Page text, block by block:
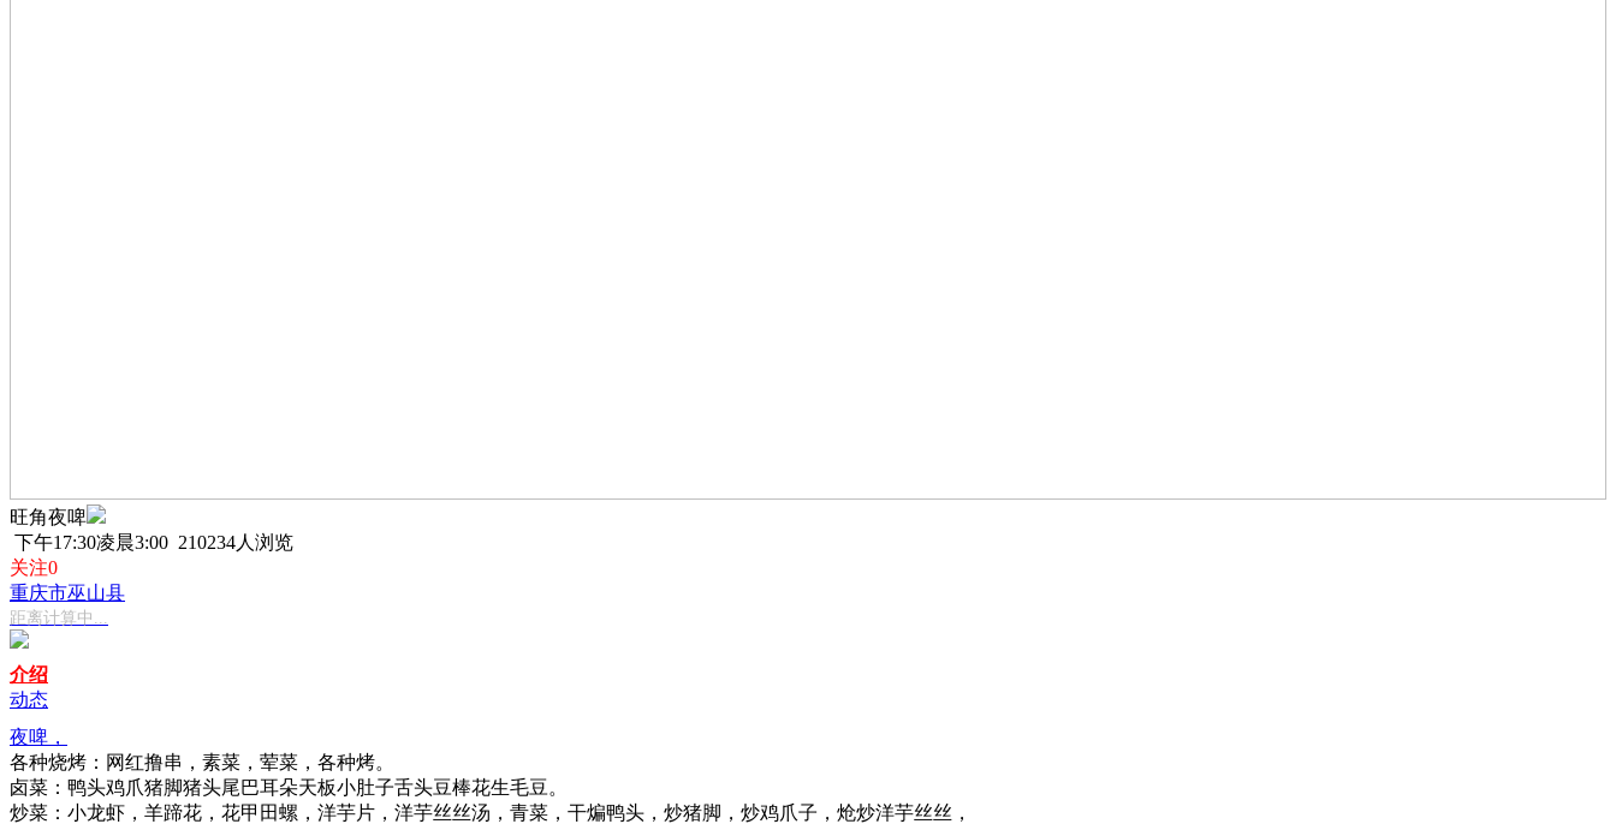
旺角夜啤
下午17:30凌晨3:00 210234人浏览
关注0
重庆市巫山县
距离计算中...
介绍
动态
夜啤，
各种烧烤：网红撸串，素菜，荤菜，各种烤。
卤菜：鸭头鸡爪猪脚猪头尾巴耳朵天板小肚子舌头豆棒花生毛豆。
炒菜：小龙虾，羊蹄花，花甲田螺，洋芋片，洋芋丝丝汤，青菜，干煸鸭头，炒猪脚，炒鸡爪子，炝炒洋芋丝丝，